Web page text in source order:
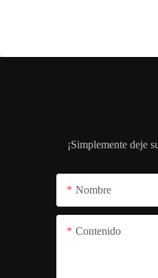
¡Simplemente deje
Nombre
Contenido